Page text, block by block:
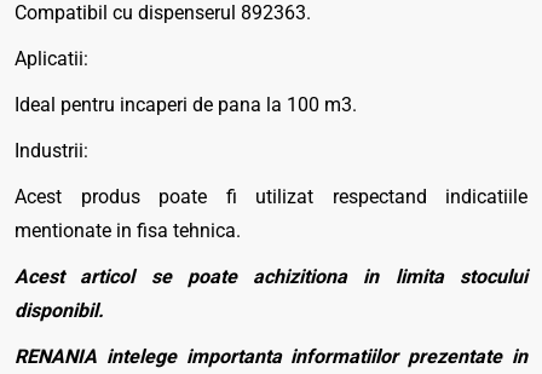
Compatibil cu dispenserul 892363.
Aplicatii:
Ideal pentru incaperi de pana la 100 m3.
Industrii:
Acest produs poate fi utilizat respectand indicatiile
mentionate in fisa tehnica.
Acest articol se poate achizitiona in limita stocului
disponibil.
RENANIA intelege importanta informatiilor prezentate in